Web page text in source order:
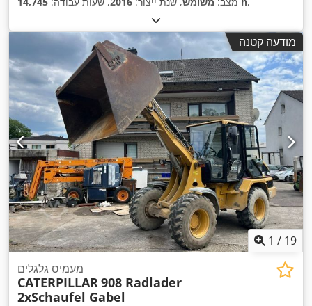
מודעה קטנה
1 / 19
מעמיס גלגלים
CATERPILLAR908 Radlader
2xSchaufel Gabel